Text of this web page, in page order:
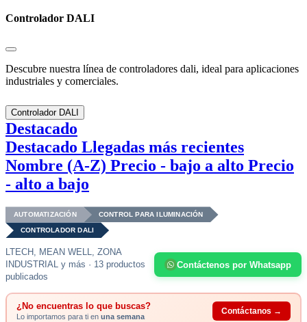
Controlador DALI
Descubre nuestra línea de controladores dali, ideal para aplicaciones
industriales y comerciales.
Controlador DALI
Destacado
Destacado Llegadas más recientes
Nombre (A-Z) Precio - bajo a alto Precio
- alto a bajo
AUTOMATIZACIÓN CONTROL PARA ILUMINACIÓN
CONTROLADOR DALI
LTECH, MEAN WELL, ZONA
INDUSTRIAL y más · 13 productos
publicados
Contáctenos por Whatsapp
¿No encuentras lo que buscas?
Lo importamos para ti en una semana
Contáctanos →